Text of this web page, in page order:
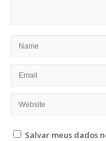
Salvar meus dados